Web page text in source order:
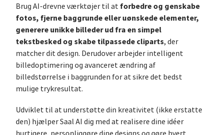
Brug AI-drevne værktøjer til at forbedre og genskabe
fotos, fjerne baggrunde eller uønskede elementer,
generere unikke billeder ud fra en simpel
tekstbesked og skabe tilpassede cliparts, der
matcher dit design. Derudover arbejder intelligent
billedoptimering og avanceret ændring af
billedstørrelse i baggrunden for at sikre det bedst
mulige trykresultat.
Udviklet til at understøtte din kreativitet (ikke erstatte
den) hjælper Saal AI dig med at realisere dine idéer